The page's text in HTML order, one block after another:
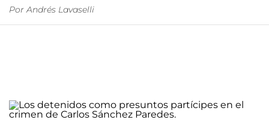
Por Andrés Lavaselli